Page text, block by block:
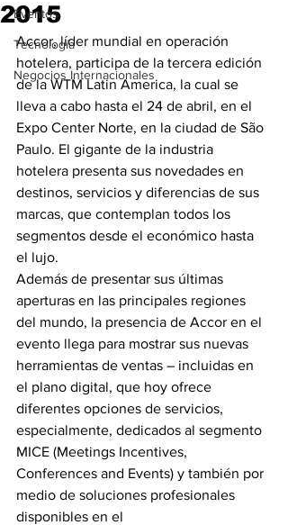
Eventos
Tecnología
Negocios Internacionales
2015
Accor, líder mundial en operación
hotelera, participa de la tercera edición
de la WTM Latin America, la cual se
lleva a cabo hasta el 24 de abril, en el
Expo Center Norte, en la ciudad de São
Paulo. El gigante de la industria
hotelera presenta sus novedades en
destinos, servicios y diferencias de sus
marcas, que contemplan todos los
segmentos desde el económico hasta
el lujo.
Además de presentar sus últimas
aperturas en las principales regiones
del mundo, la presencia de Accor en el
evento llega para mostrar sus nuevas
herramientas de ventas – incluidas en
el plano digital, que hoy ofrece
diferentes opciones de servicios,
especialmente, dedicados al segmento
MICE (Meetings Incentives,
Conferences and Events) y también por
medio de soluciones profesionales
disponibles en el